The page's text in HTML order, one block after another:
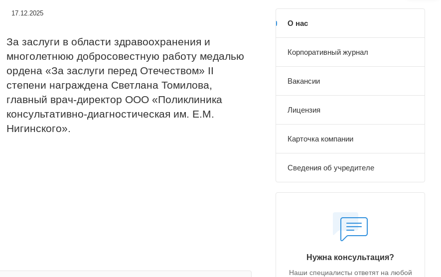
17.12.2025
За заслуги в области здравоохранения и
многолетнюю добросовестную работу медалью
ордена «За заслуги перед Отечеством» II
степени награждена Светлана Томилова,
главный врач-директор ООО «Поликлиника
консультативно-диагностическая им. Е.М.
Нигинского».
О нас
Корпоративный журнал
Вакансии
Лицензия
Карточка компании
Сведения об учредителе
Нужна консультация?
Наши специалисты ответят на любой